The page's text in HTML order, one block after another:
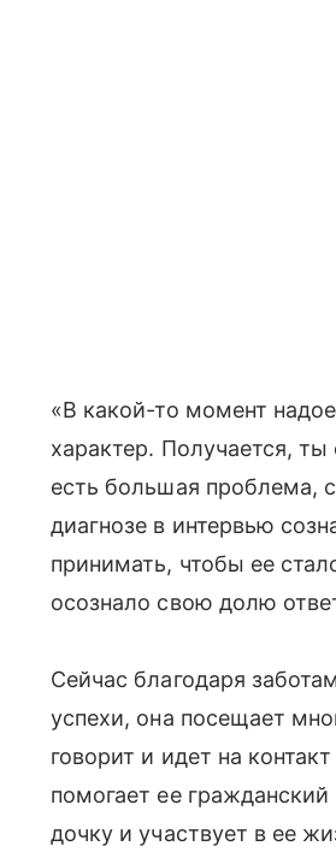
«В какой-то момент
характер. Получается,
есть большая проблема,
диагнозе в интервью
принимать, чтобы ее
осознало свою долю
Сейчас благодаря
успехи, она посещает
говорит и идет на
помогает ее
дочку и участвует в ее